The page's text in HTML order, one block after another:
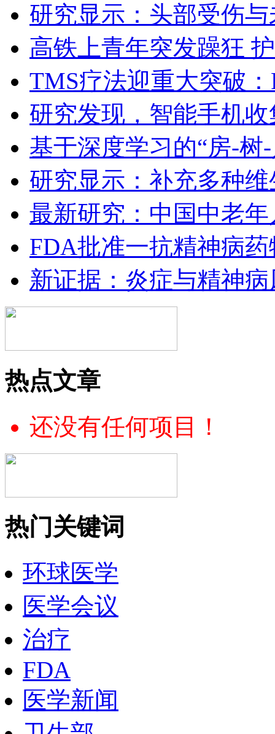
研究显示：头部受伤
高铁上青年突发躁狂
TMS疗法迎重大突破
研究发现，智能手机
基于深度学习的“房-
研究显示：补充多种
最新研究：中国中老
FDA批准一抗精神病
新证据：炎症与精神
热点文章
还没有任何项目！
热门关键词
环球医学
医学会议
治疗
FDA
医学新闻